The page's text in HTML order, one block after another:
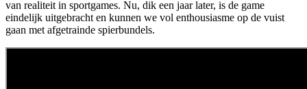
van realiteit in sportgames. Nu, dik een jaar later, is de game
eindelijk uitgebracht en kunnen we vol enthousiasme op de vuist
gaan met afgetrainde spierbundels.